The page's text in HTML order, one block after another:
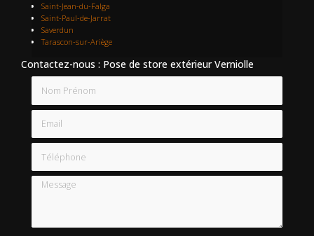
Saint-Jean-du-Falga
Saint-Paul-de-Jarrat
Saverdun
Tarascon-sur-Ariège
Contactez-nous : Pose de store extérieur Verniolle
Email
Téléphone
Message